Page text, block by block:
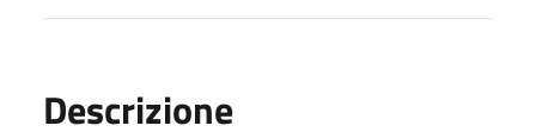
Descrizione